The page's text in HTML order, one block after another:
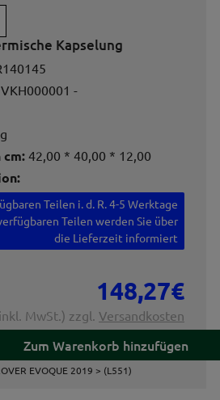
Kapselung
VKH000001 -
cm:42,00 * 40,00 * 12,00
Teilen i. d. R. 4-5 Werktage
Teilen werden Sie über
die Lieferzeit informiert
148,27€
MwSt.) zzgl. Versandkosten
EVOQUE 2019 > (L551)